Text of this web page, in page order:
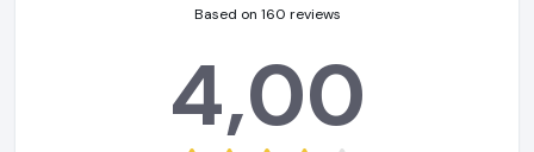
Based on 160 reviews
4,00